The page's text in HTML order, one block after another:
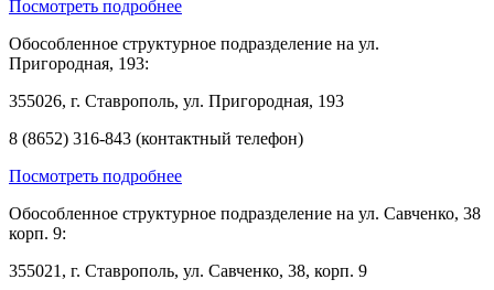
Посмотреть подробнее
Обособленное структурное подразделение на ул.
Пригородная, 193:
355026, г. Ставрополь, ул. Пригородная, 193
8 (8652) 316-843 (контактный телефон)
Посмотреть подробнее
Обособленное структурное подразделение на ул. Савченко, 38
корп. 9:
355021, г. Ставрополь, ул. Савченко, 38, корп. 9